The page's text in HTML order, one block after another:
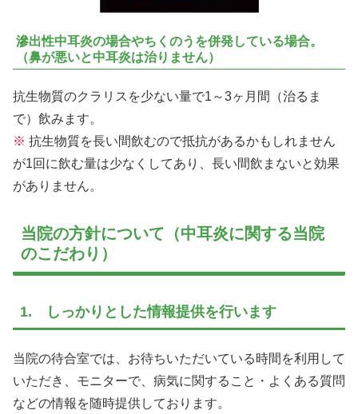
滲出性中耳炎の場合やちくのうを併発している場合。
（鼻が悪いと中耳炎は治りません）
抗生物質のクラリスを少ない量で1～3ヶ月間（治るま
で）飲みます。
※ 抗生物質を長い間飲むので抵抗があるかもしれません
が1回に飲む量は少なくしてあり、長い間飲まないと効果
がありません。
当院の方針について（中耳炎に関する当院
のこだわり）
1. しっかりとした情報提供を行います
当院の待合室では、お待ちいただいている時間を利用して
いただき、モニターで、病気に関すること・よくある質問
などの情報を随時提供しております。